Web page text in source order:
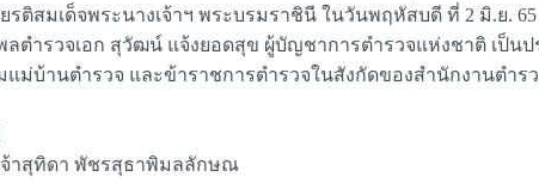
สมเด็จพระนางเจ้าฯ พระบรมราชินี ในวันพฤหัสบดี ที่ 2 มิ.ย. 65
ตำรวจเอก สุวัฒน์ แจ้งยอดสุข ผู้บัญชาการตำรวจแห่งชาติ เป็น
บ้านตำรวจ และข้าราชการตำรวจในสังกัดของสำนักงานตำร
จ้าสุทิดา พัชรสุธาพิมลลักษณ